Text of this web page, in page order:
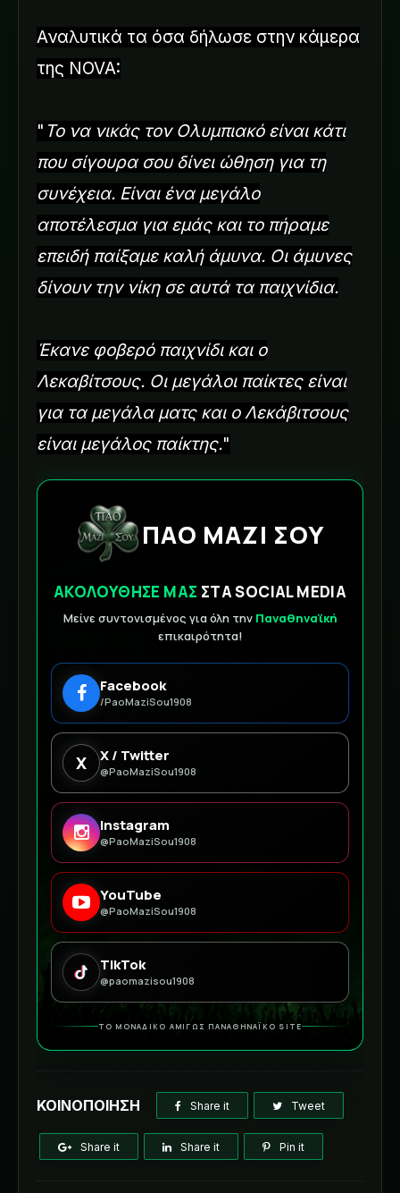
Αναλυτικά τα όσα δήλωσε στην κάμερα
της NOVA:
" Το να νικάς τον Ολυμπιακό είναι κάτι
που σίγουρα σου δίνει ώθηση για τη
συνέχεια. Είναι ένα μεγάλο
αποτέλεσμα για εμάς και το πήραμε
επειδή παίξαμε καλή άμυνα. Οι άμυνες
δίνουν την νίκη σε αυτά τα παιχνίδια.
Έκανε φοβερό παιχνίδι και ο
Λεκαβίτσους. Οι μεγάλοι παίκτες είναι
για τα μεγάλα ματς και ο Λεκάβιτσους
είναι μεγάλος παίκτης."
ΠΑΟ ΜΑΖΙ ΣΟΥ
ΑΚΟΛΟΥΘΗΣΕ ΜΑΣ ΣΤΑ SOCIAL MEDIA
Μείνε συντονισμένος για όλη την Παναθηναϊκή
επικαιρότητα!
Facebook
/PaoMaziSou1908
X X / Twitter
@PaoMaziSou1908
Instagram
@PaoMaziSou1908
YouTube
@PaoMaziSou1908
TikTok
@paomazisou1908
ΤΟ ΜΟΝΑΔΙΚΟ ΑΜΙΓΩΣ ΠΑΝΑΘΗΝΑΪΚΟ SITE
ΚΟΙΝΟΠΟΙΗΣΗ Share it Tweet
Share it Share it Pin it